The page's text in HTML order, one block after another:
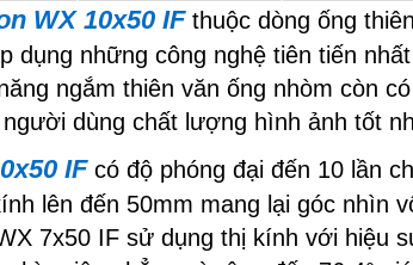
WX 10x50 IFthuộc dòng ống
dụng những công nghệ tiên tiến
ngắm thiên văn ống nhòm còn
dùng chất lượng hình ảnh tốt
IFcó độ phóng đại đến 10 lần
lên đến 50mm mang lại góc nhìn
7x50 IF sử dụng thị kính với hiệu